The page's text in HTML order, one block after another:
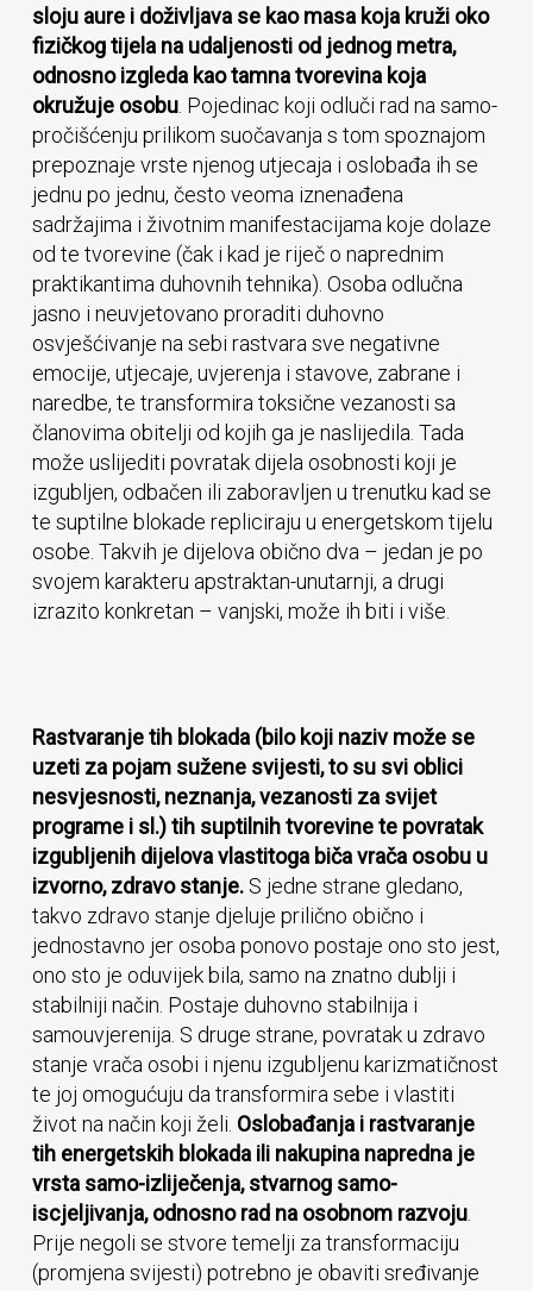
sloju aure i doživljava se kao masa koja kruži oko
fizičkog tijela na udaljenosti od jednog metra,
odnosno izgleda kao tamna tvorevina koja
okružuje osobu. Pojedinac koji odluči rad na samo-
pročišćenju prilikom suočavanja s tom spoznajom
prepoznaje vrste njenog utjecaja i oslobađa ih se
jednu po jednu, često veoma iznenađena
sadržajima i životnim manifestacijama koje dolaze
od te tvorevine (čak i kad je riječ o naprednim
praktikantima duhovnih tehnika). Osoba odlučna
jasno i neuvjetovano proraditi duhovno
osvješćivanje na sebi rastvara sve negativne
emocije, utjecaje, uvjerenja i stavove, zabrane i
naredbe, te transformira toksične vezanosti sa
članovima obitelji od kojih ga je naslijedila. Tada
može uslijediti povratak dijela osobnosti koji je
izgubljen, odbačen ili zaboravljen u trenutku kad se
te suptilne blokade repliciraju u energetskom tijelu
osobe. Takvih je dijelova obično dva – jedan je po
svojem karakteru apstraktan-unutarnji, a drugi
izrazito konkretan – vanjski, može ih biti i više.
Rastvaranje tih blokada (bilo koji naziv može se
uzeti za pojam sužene svijesti, to su svi oblici
nesvjesnosti, neznanja, vezanosti za svijet
programe i sl.) tih suptilnih tvorevine te povratak
izgubljenih dijelova vlastitoga biča vrača osobu u
izvorno, zdravo stanje.S jedne strane gledano,
takvo zdravo stanje djeluje prilično obično i
jednostavno jer osoba ponovo postaje ono sto jest,
ono sto je oduvijek bila, samo na znatno dublji i
stabilniji način. Postaje duhovno stabilnija i
samouvjerenija. S druge strane, povratak u zdravo
stanje vrača osobi i njenu izgubljenu karizmatičnost
te joj omogućuju da transformira sebe i vlastiti
život na način koji želi. Oslobađanja i rastvaranje
tih energetskih blokada ili nakupina napredna je
vrsta samo-izliječenja, stvarnog samo-
iscjeljivanja, odnosno rad na osobnom razvoju.
Prije negoli se stvore temelji za transformaciju
(promjena svijesti) potrebno je obaviti sređivanje